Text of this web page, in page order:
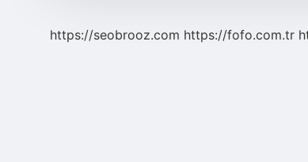
https://seobrooz.com https://fofo.com.tr